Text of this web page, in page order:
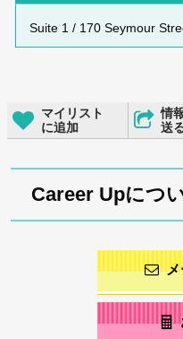
Suite 1 / 170 Seymour
マイリスト
に追加
情
送
Career Upにつ
メ